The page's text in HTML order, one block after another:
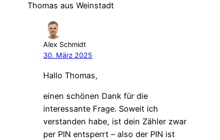
Thomas aus Weinstadt
Alex Schmidt
30. März 2025
Hallo Thomas,
einen schönen Dank für die
interessante Frage. Soweit ich
verstanden habe, ist dein Zähler zwar
per PIN entsperrt – also der PIN ist